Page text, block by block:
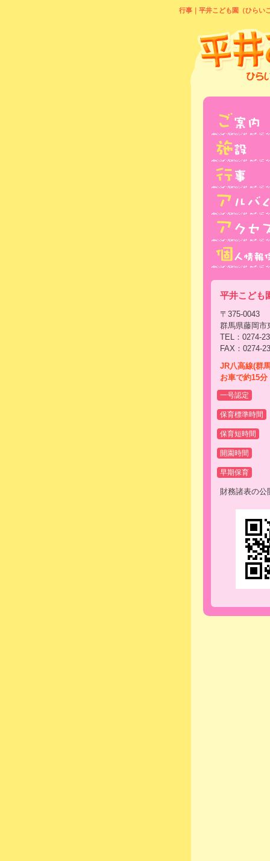
行事｜平井こども園（ひらい
平井こども
〒375-0043
群馬県藤岡市
TEL：0274-
FAX：0274-
JR八高線(群
お車で約15分
一号認定
保育標準時間
保育短時間
開園時間
早期保育
財務諸表の公